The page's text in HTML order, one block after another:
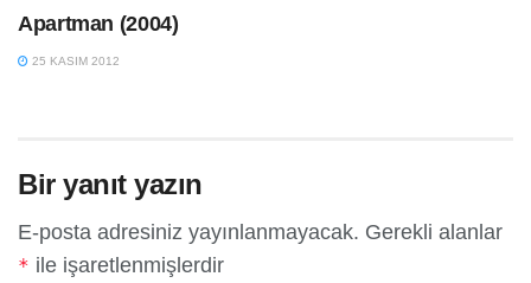
Apartman (2004)
25 KASIM 2012
Bir yanıt yazın
E-posta adresiniz yayınlanmayacak. Gerekli alanlar
* ile işaretlenmişlerdir